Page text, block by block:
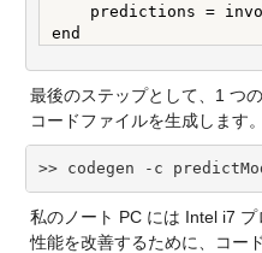
predictions =
end
最後のステップとして、1 つ
コードファイルを生成します。
>> codegen -c
私のノート PC には Intel i7 プ
性能を改善するために、コー